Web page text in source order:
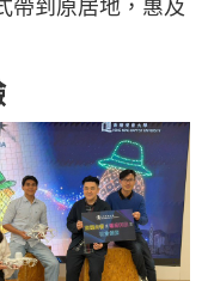
帶到原居地，惠及